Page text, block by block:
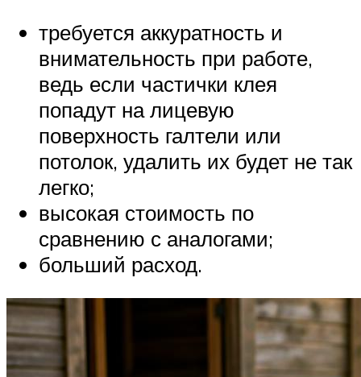
требуется аккуратность и
внимательность при работе,
ведь если частички клея
попадут на лицевую
поверхность галтели или
потолок, удалить их будет не так
легко;
высокая стоимость по
сравнению с аналогами;
больший расход.